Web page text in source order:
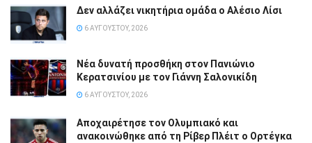
Δεν αλλάζει νικητήρια ομάδα ο Αλέσιο Λίσι
6 ΑΥΓΟΎΣΤΟΥ, 2026
Νέα δυνατή προσθήκη στον Πανιώνιο
Κερατσινίου με τον Γιάννη Σαλονικίδη
6 ΑΥΓΟΎΣΤΟΥ, 2026
Αποχαιρέτησε τον Ολυμπιακό και
ανακοινώθηκε από τη Ρίβερ Πλέιτ ο Ορτέγκα